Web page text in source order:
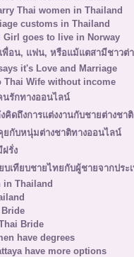
Thai women in Thailand
customs in Thailand
Girl goes to live in Norway
พื่อน, แฟน, หรือแม้แตสามีชาวต่
it's Love and Marriage
Thai Wife without income
นรักทางออนไลน์
ดถึงการแต่งงานกับชายต่างชาติ
ยกับหนุ่มต่างชาติทางออนไลน์
รั่ง
บเทียบชายไทยกับผู้ชายจากประ
in Thailand
Bride
have degrees
have more options